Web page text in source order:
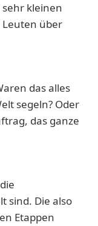
kleinen
über
das alles
segeln? Oder
das ganze
sind. Die also
Etappen